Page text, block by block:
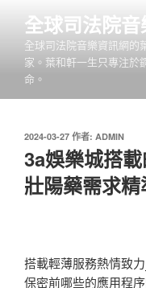
全球司法院音
全球司法院音樂資訊網的
家。葉和軒一生只專注於
命。
發
於
2024-03-27 作者: ADMIN
3a娛樂城搭
壯陽藥需求
搭載輕薄服務熱情致力
保密前哪些的應用程